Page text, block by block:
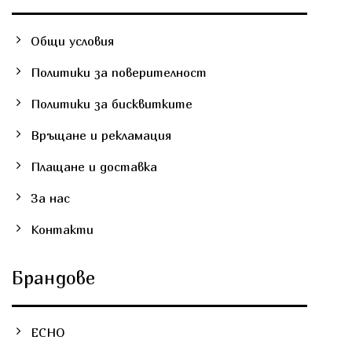
Общи условия
Политики за поверителност
Политики за бисквитките
Връщане и рекламация
Плащане и доставка
За нас
Контакти
Брандове
ECHO